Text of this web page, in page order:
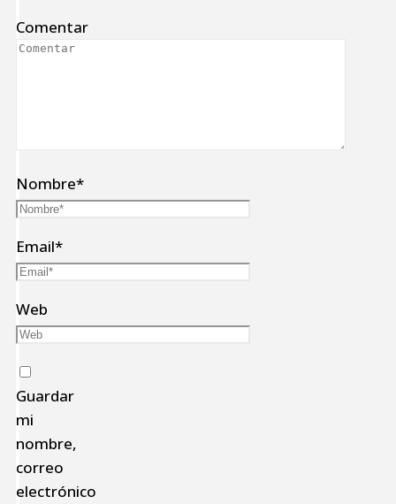
Comentar
Nombre*
Email*
Web
Guardar
mi
nombre,
correo
electrónico